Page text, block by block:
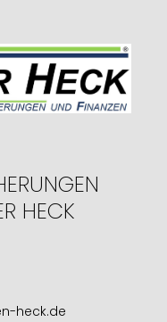
HECK
heck.de